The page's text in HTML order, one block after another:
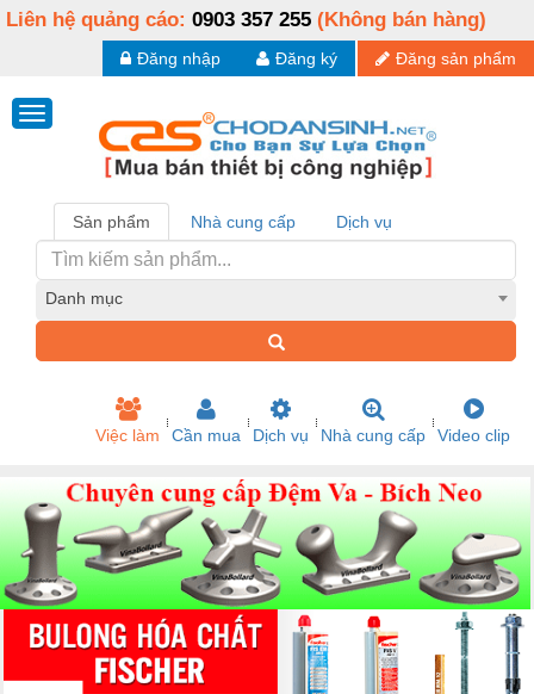
Liên hệ quảng cáo: 0903 357 255 (Không bán hàng)
Đăng sản phẩm
Đăng ký
Đăng nhập
Sản phẩm Nhà cung cấp Dịch vụ
Danh mục
Việc làm Cần mua Dịch vụ Nhà cung cấp Video clip